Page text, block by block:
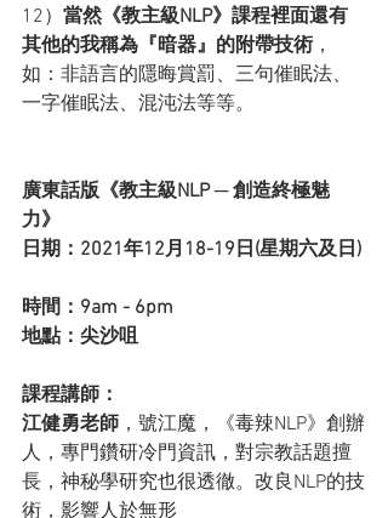
12） 當然《教主級NLP》課程裡面還有
其他的我稱為『暗器』的附帶技術 ，
如：非語言的隱晦賞罰、三句催眠法、
一字催眠法、混沌法等等。
廣東話版《教主級NLP ─ 創造終極魅
力》
日期：2021年12月18-19日(星期六及日)
時間：9am - 6pm
地點：尖沙咀
課程講師：
江健勇老師 ，號江魔，《毒辣NLP》創辦
人，專門鑽研冷門資訊，對宗教話題擅
長，神秘學研究也很透徹。改良NLP的技
術，影響人於無形